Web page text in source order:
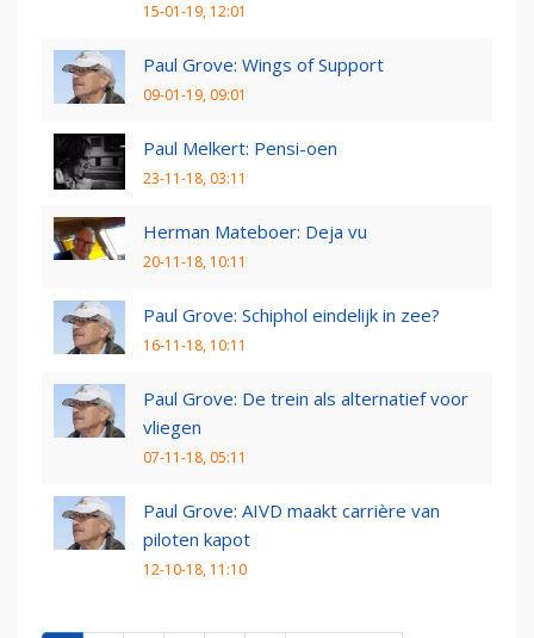
15-01-19, 12:01
Paul Grove: Wings of Support
09-01-19, 09:01
Paul Melkert: Pensi-oen
23-11-18, 03:11
Herman Mateboer: Deja vu
20-11-18, 10:11
Paul Grove: Schiphol eindelijk in zee?
16-11-18, 10:11
Paul Grove: De trein als alternatief voor
vliegen
07-11-18, 05:11
Paul Grove: AIVD maakt carrière van
piloten kapot
12-10-18, 11:10